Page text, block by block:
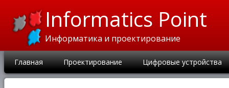
Informatics Point
Информатика и проектирование
Главная Проектирование Цифровые устройства